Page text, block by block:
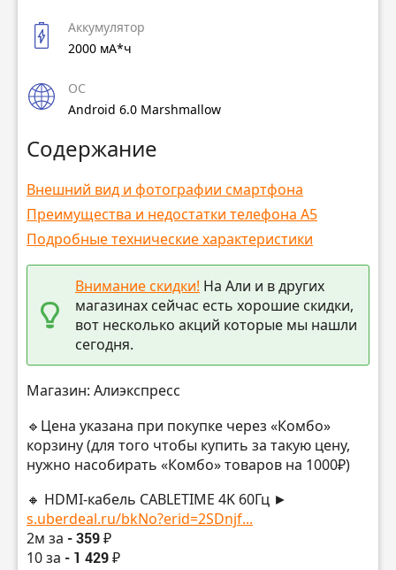
Аккумулятор
2000 мА*ч
ОС
Android 6.0 Marshmallow
Содержание
Внешний вид и фотографии смартфона
Преимущества и недостатки телефона A5
Подробные технические характеристики
Внимание скидки! На Али и в других
магазинах сейчас есть хорошие скидки,
вот несколько акций которые мы нашли
сегодня.
Магазин: Алиэкспресс
🔹Цена указана при покупке через «Комбо»
корзину (для того чтобы купить за такую цену,
нужно насобирать «Комбо» товаров на 1000₽)
🔸 HDMI-кабель CABLETIME 4K 60Гц ►
s.uberdeal.ru/bkNo?erid=2SDnjf...
2м за - 359 ₽
10 за - 1 429 ₽